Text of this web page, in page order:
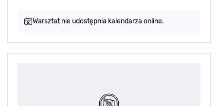
Warsztat nie udostępnia kalendarza online.